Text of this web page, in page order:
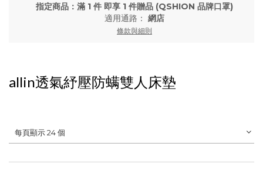
指定商品：滿 1 件 即享 1 件贈品 (QSHION 品牌口罩)
適用通路： 網店
條款與細則
allin透氣紓壓防螨雙人床墊
每頁顯示 24 個